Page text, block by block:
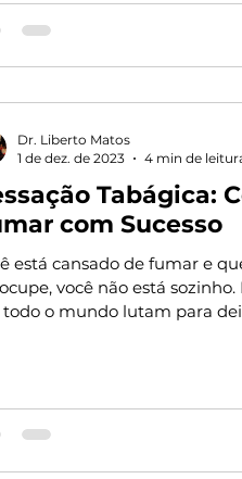
Tabágica:
com Sucesso
está cansado de fumar e
você não está sozinho.
o mundo lutam para
Dr. Liberto Matos
1 de dez. de 2023
4 min de